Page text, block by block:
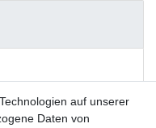
auf unserer
Daten von